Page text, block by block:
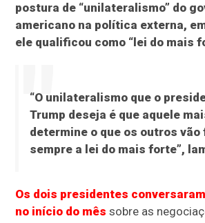
postura de “unilateralismo” do
americano na política externa,
ele qualificou como “lei do mais
“O unilateralismo que o
Trump deseja é que aquele
determine o que os outros vão
sempre a lei do mais forte”,
Os dois presidentes
no início do mês sobre as